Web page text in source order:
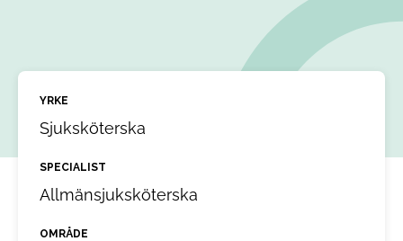
YRKE
Sjuksköterska
SPECIALIST
Allmänsjuksköterska
OMRÅDE